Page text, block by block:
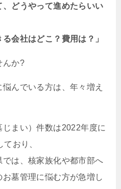
、どうやって進めたらいい
会社はどこ？費用は？」
んか?
んでいる方は、年々増え
まい）件数は2022年度に
おり、
は、核家族化や都市部へ
墓管理に悩む方が急増し